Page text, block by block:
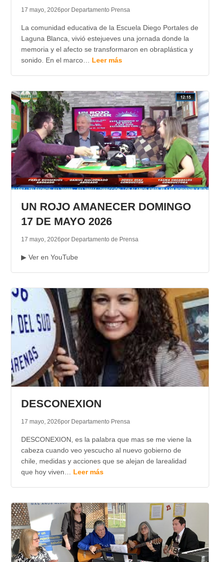
17 mayo, 2026por Departamento Prensa
La comunidad educativa de la Escuela Diego Portales de
Laguna Blanca, vivió estejueves una jornada donde la
memoria y el afecto se transformaron en obraplástica y
sonido. En el marco… Leer más
UN ROJO AMANECER DOMINGO
17 DE MAYO 2026
17 mayo, 2026por Departamento de Prensa
▶ Ver en YouTube
DESCONEXION
17 mayo, 2026por Departamento Prensa
DESCONEXION, es la palabra que mas se me viene la
cabeza cuando veo yescucho al nuevo gobierno de
chile, medidas y acciones que se alejan de larealidad
que hoy viven… Leer más